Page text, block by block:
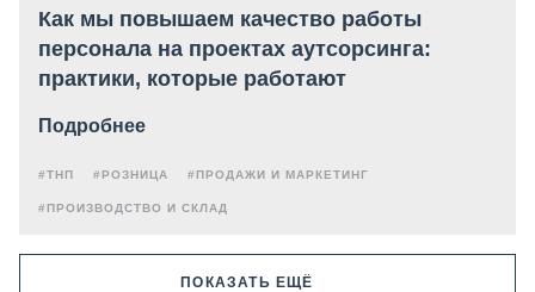
Как мы повышаем качество работы
персонала на проектах аутсорсинга:
практики, которые работают
Подробнее
#ТНП #РОЗНИЦА #ПРОДАЖИ И МАРКЕТИНГ
#ПРОИЗВОДСТВО И СКЛАД
ПОКАЗАТЬ ЕЩЁ